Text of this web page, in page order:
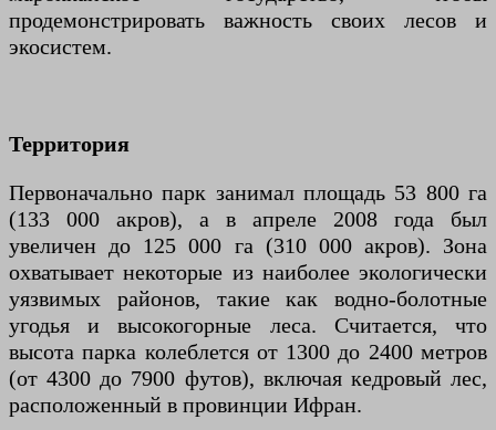
продемонстрировать важность своих лесов и
экосистем.
Территория
Первоначально парк занимал площадь 53 800 га
(133 000 акров), а в апреле 2008 года был
увеличен до 125 000 га (310 000 акров). Зона
охватывает некоторые из наиболее экологически
уязвимых районов, такие как водно-болотные
угодья и высокогорные леса. Считается, что
высота парка колеблется от 1300 до 2400 метров
(от 4300 до 7900 футов), включая кедровый лес,
расположенный в провинции Ифран.